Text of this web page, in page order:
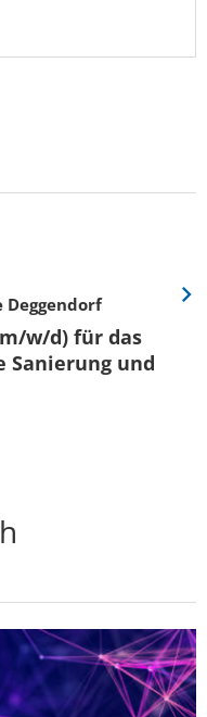
Deggendorf
w/d) für das
Sanierung und
Eine